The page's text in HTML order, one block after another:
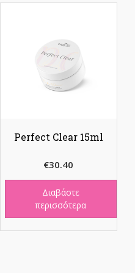
Perfect Clear 15ml
€30.40
Διαβάστε
περισσότερα